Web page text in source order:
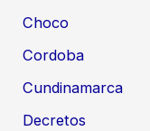
Choco
Cordoba
Cundinamarca
Decretos